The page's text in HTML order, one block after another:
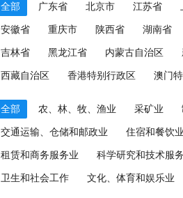
全部 广东省 北京市 江苏省
安徽省 重庆市 陕西省 湖南省
吉林省 黑龙江省 内蒙古自治区
西藏自治区 香港特别行政区 澳门
全部 农、林、牧、渔业 采矿业
交通运输、仓储和邮政业 住宿和餐饮业
租赁和商务服务业 科学研究和技术服
卫生和社会工作 文化、体育和娱乐业